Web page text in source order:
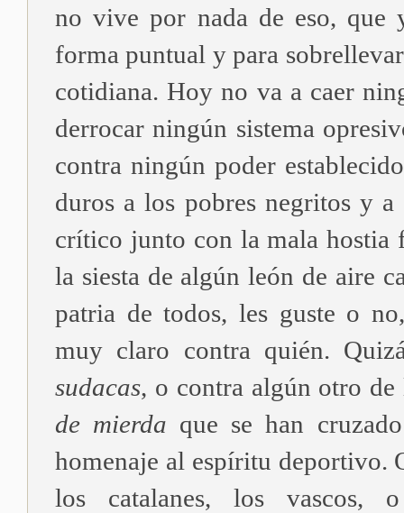
no vive por nada de eso, que
forma puntual y para
cotidiana. Hoy no va a caer
derrocar ningún sistema
contra ningún poder
duros a los pobres negritos y
crítico junto con la mala hostia
la siesta de algún león de aire
patria de todos, les guste o
muy claro contra quién.
sudacas, o contra algún otro
de mierda que se han
homenaje al espíritu deportivo.
los catalanes, los vascos,